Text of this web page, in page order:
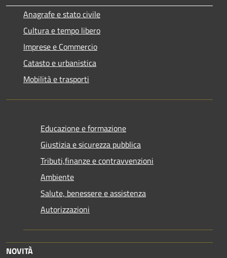
Anagrafe e stato civile
Cultura e tempo libero
Imprese e Commercio
Catasto e urbanistica
Mobilità e trasporti
Educazione e formazione
Giustizia e sicurezza pubblica
Tributi,finanze e contravvenzioni
Ambiente
Salute, benessere e assistenza
Autorizzazioni
NOVITÀ